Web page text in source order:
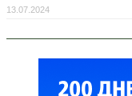
13.07.2024